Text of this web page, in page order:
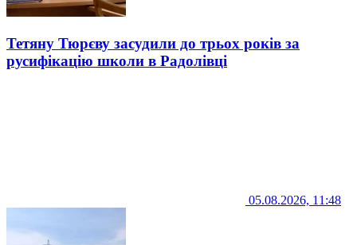
Тетяну Тюрєву засудили до трьох років за
русифікацію школи в Радолівці
05.08.2026, 11:48